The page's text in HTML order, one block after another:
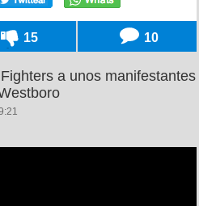
15 10
a unos manifestantes